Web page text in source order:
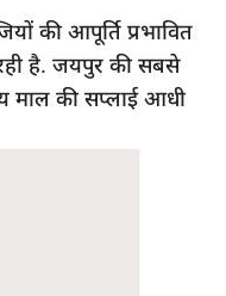
की आपूर्ति प्रभावित
है. जयपुर की सबसे
माल की सप्लाई आधी